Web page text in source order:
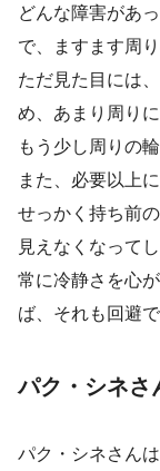
どんな障害があ
で、ますます周
ただ見た目には
め、あまり周り
もう少し周りの
また、必要以上
せっかく持ち前
見えなくなって
常に冷静さを心
ば、それも回避で
パク・シネさ
パク・シネさん